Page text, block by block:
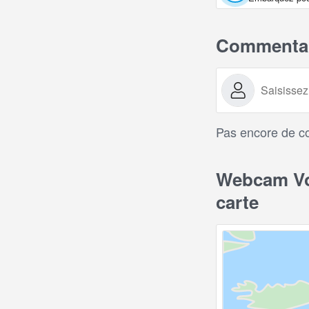
Pas encore de
Webcam
carte